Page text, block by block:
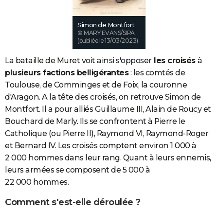
Simon de Montfort
© MARY EVANS/SIPA
(publiée le 13/03/2023)
La bataille de Muret voit ainsi s'opposerles croisés à
plusieurs factions belligérantes: les comtés de
Toulouse, de Comminges et de Foix, la couronne
d'Aragon. A la tête des croisés, on retrouve Simon de
Montfort. Il a pour alliés Guillaume III, Alain de Roucy et
Bouchard de Marly. Ils se confrontent à Pierre le
Catholique (ou Pierre II), Raymond VI, Raymond-Roger
et Bernard IV. Les croisés comptent environ 1 000 à
2 000 hommes dans leur rang. Quant à leurs ennemis,
leurs armées se composent de 5 000 à
22 000 hommes.
Comment s'est-elle déroulée ?